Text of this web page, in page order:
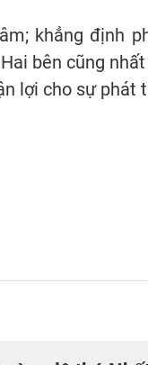
khẳng định
bên cũng
lợi cho sự phát